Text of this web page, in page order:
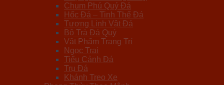
Chum Phú Quý Đá
Hốc Đá – Tinh Thể Đá
Tượng Linh Vật Đá
Bộ Trà Đá Quý
Vật Phẩm Trang Trí
Ngọc Trai
Tiểu Cảnh Đá
Trụ Đá
Khánh Treo Xe